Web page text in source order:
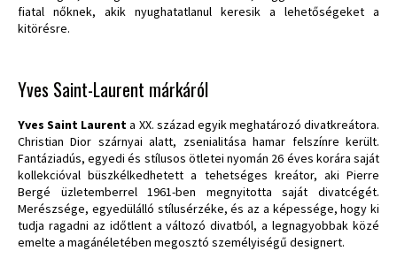
fiatal nőknek, akik nyughatatlanul keresik a lehetőségeket a
kitörésre.
Yves Saint-Laurent márkáról
Yves Saint Laurenta XX. század egyik meghatározó divatkreátora.
Christian Dior szárnyai alatt, zsenialitása hamar felszínre került.
Fantáziadús, egyedi és stílusos ötletei nyomán 26 éves korára saját
kollekcióval büszkélkedhetett a tehetséges kreátor, aki Pierre
Bergé üzletemberrel 1961-ben megnyitotta saját divatcégét.
Merészsége, egyedülálló stílusérzéke, és az a képessége, hogy ki
tudja ragadni az időtlent a változó divatból, a legnagyobbak közé
emelte a magánéletében megosztó személyiségű designert.